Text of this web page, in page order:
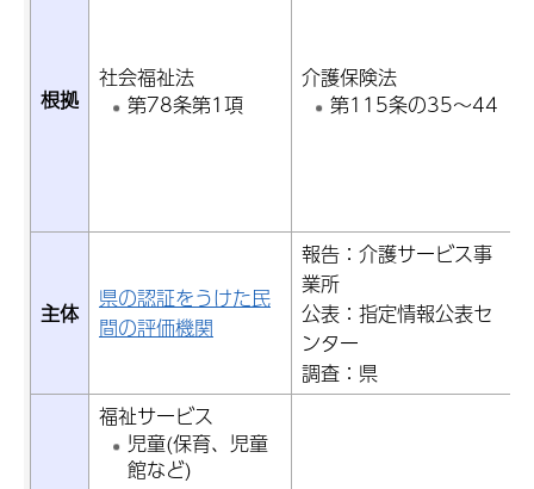
根拠
社会福祉法
第78条第1項
介護保険法
第115条の35～44
主体
県の認証をうけた民
間の評価機関
報告：介護サービス事
業所
公表：指定情報公表セ
ンター
調査：県
福祉サービス
児童(保育、児童
館など)